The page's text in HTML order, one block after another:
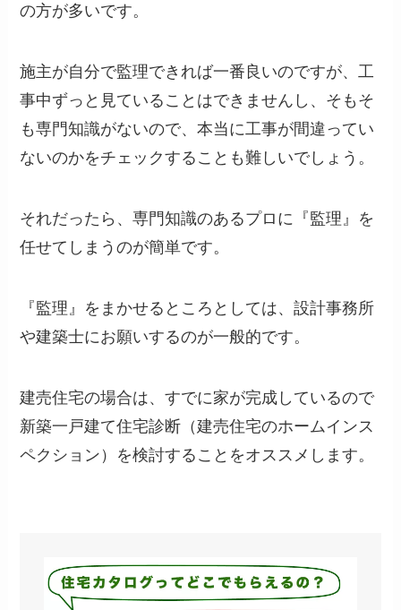
の方が多いです。
施主が自分で監理できれば一番良いのですが、工
事中ずっと見ていることはできませんし、そもそ
も専門知識がないので、本当に工事が間違ってい
ないのかをチェックすることも難しいでしょう。
それだったら、専門知識のあるプロに『監理』を
任せてしまうのが簡単です。
『監理』をまかせるところとしては、設計事務所
や建築士にお願いするのが一般的です。
建売住宅の場合は、すでに家が完成しているので
新築一戸建て住宅診断（建売住宅のホームインス
ペクション）を検討することをオススメします。